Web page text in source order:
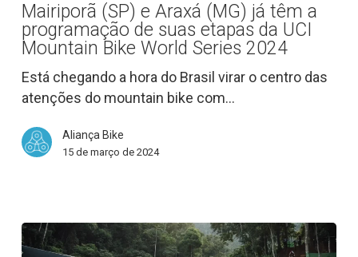
Araxá
(MG)
já
têm
a
de
suas
UCI
Mountain
Mairiporã (SP) e Araxá (MG) já têm a
programação de suas etapas da UCI
Mountain Bike World Series 2024
Está chegando a hora do Brasil virar o centro das
atenções do mountain bike com…
Aliança Bike
15 de março de 2024